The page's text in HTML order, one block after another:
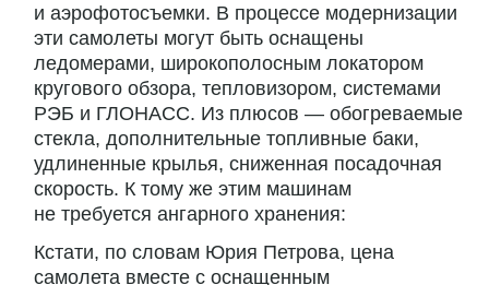
и аэрофотосъемки. В процессе модернизации
эти самолеты могут быть оснащены
ледомерами, широкополосным локатором
кругового обзора, тепловизором, системами
РЭБ и ГЛОНАСС. Из плюсов — обогреваемые
стекла, дополнительные топливные баки,
удлиненные крылья, сниженная посадочная
скорость. К тому же этим машинам
не требуется ангарного хранения:
Кстати, по словам Юрия Петрова, цена
самолета вместе с оснащенным